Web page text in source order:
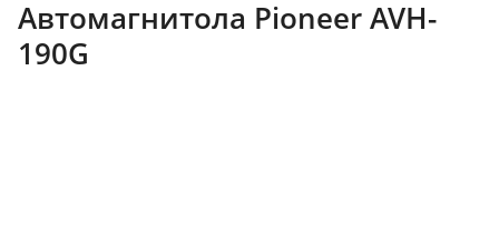
Автомагнитола Pioneer AVH-
190G